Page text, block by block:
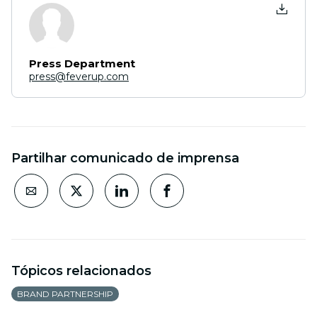
Press Department
press@feverup.com
Partilhar comunicado de imprensa
Tópicos relacionados
BRAND PARTNERSHIP